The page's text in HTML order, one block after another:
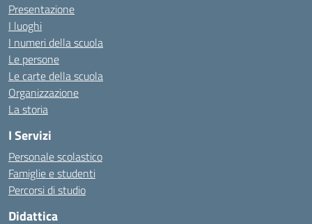
Presentazione
I luoghi
I numeri della scuola
Le persone
Le carte della scuola
Organizzazione
La storia
I Servizi
Personale scolastico
Famiglie e studenti
Percorsi di studio
Didattica